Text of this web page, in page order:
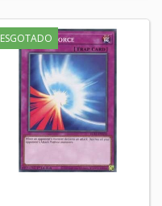
ESGOTADO